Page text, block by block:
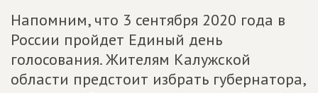
Напомним, что 3 сентября 2020 года в
России пройдет Единый день
голосования. Жителям Калужской
области предстоит избрать губернатора,